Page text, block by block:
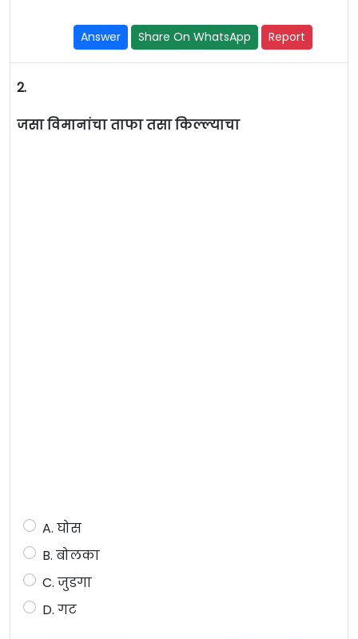
Answer Share On WhatsApp Report
2.
जसा विमानांचा ताफा तसा किल्ल्याचा
A. घोस
B. बोलका
C. जुडगा
D. गट